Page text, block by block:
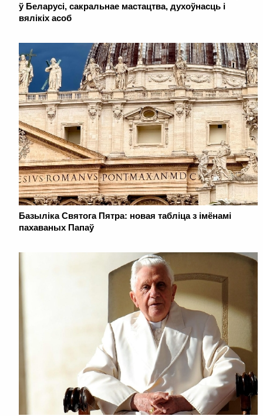
ў Беларусі, сакральнае мастацтва, духоўнасць і
вялікіх асоб
Базыліка Святога Пятра: новая табліца з імёнамі
пахаваных Папаў